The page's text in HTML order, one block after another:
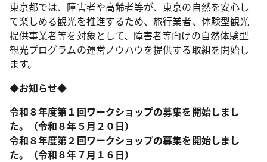
東京都では、障害者や高齢者等が、東京の自然を安心し
て楽しめる観光を推進するため、旅行業者、体験型観光
提供事業者等を対象として、障害者等向けの自然体験型
観光プログラムの運営ノウハウを提供する取組を開始し
ます。
◆お知らせ◆
令和８年度第１回ワークショップの募集を開始しまし
た。（令和８年５月２０日）
令和８年度第２回ワークショップの募集を開始しまし
た。（令和８年７月１６日）